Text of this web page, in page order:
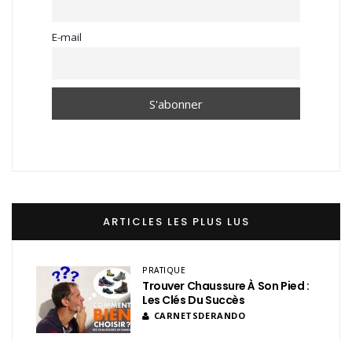
E-mail
ARTICLES LES PLUS LUS
PRATIQUE
Trouver Chaussure À Son Pied :
Les Clés Du Succès
CARNETSDERANDO